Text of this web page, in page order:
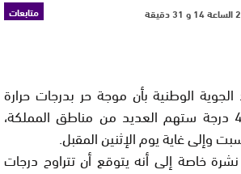
متابعات
الوطنية بأن موجة حر بدرجات حرارة
تتراوح ما بين 34 و45 درجة ستهم العديد من مناطق المملكة،
وإلى غاية يوم الإثنين المقبل.
خاصة إلى أنه يتوقع أن تتراوح درجات